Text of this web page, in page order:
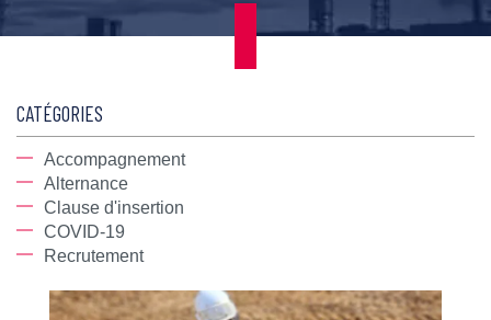
CATÉGORIES
Accompagnement
Alternance
Clause d'insertion
COVID-19
Recrutement